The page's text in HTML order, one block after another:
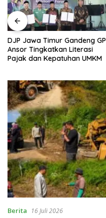
DJP Jawa Timur Gandeng GP
Ansor Tingkatkan Literasi
Pajak dan Kepatuhan UMKM
Berita 16 Juli 2026